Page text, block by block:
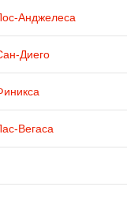
Анджелеса
Диего
Вегаса